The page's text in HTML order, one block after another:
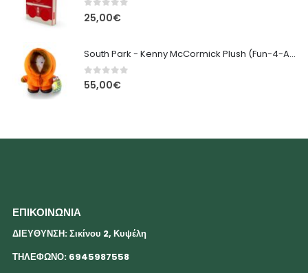
0out of 5
25,00€
South Park - Kenny McCormick Plush (Fun-4-All/Trebellos) 24cm
0out of 5
55,00€
ΕΠΙΚΟΙΝΩΝΙΑ
ΔΙΕΥΘΥΝΣΗ: Σικίνου 2, Κυψέλη
ΤΗΛΕΦΩΝΟ: 6945987558